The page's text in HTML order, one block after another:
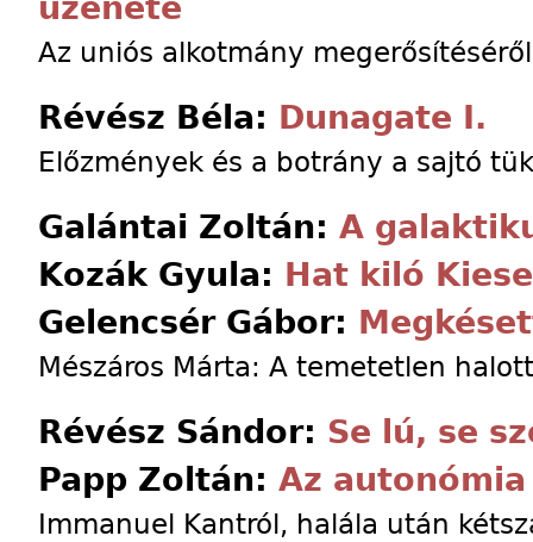
üzenete
Az uniós alkotmány megerősítéséről
Révész Béla: Dunagate I.
Előzmények és a botrány a sajtó
Galántai Zoltán: A
Kozák Gyula: Hat kiló
Gelencsér Gábor:
Mészáros Márta: A temetetlen halott
Révész Sándor: Se lú, se
Papp Zoltán: Az
Immanuel Kantról, halála után